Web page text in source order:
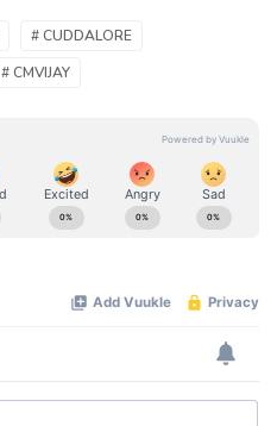
# CUDDALORE
# CMVIJAY